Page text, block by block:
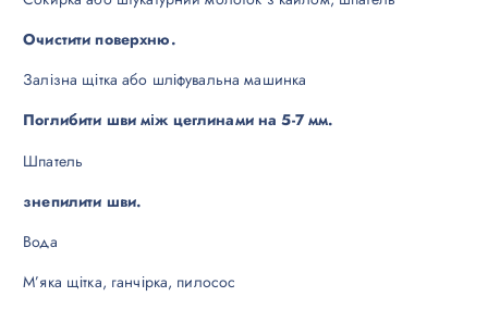
Очистити поверхню.
Залізна щітка або шліфувальна машинка
Поглибити шви між цеглинами на 5-7 мм.
Шпатель
знепилити шви.
Вода
М’яка щітка, ганчірка, пилосос